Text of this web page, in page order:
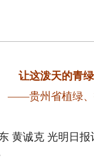
让这泼天的青
——贵州省植绿、
诚克 光明日报